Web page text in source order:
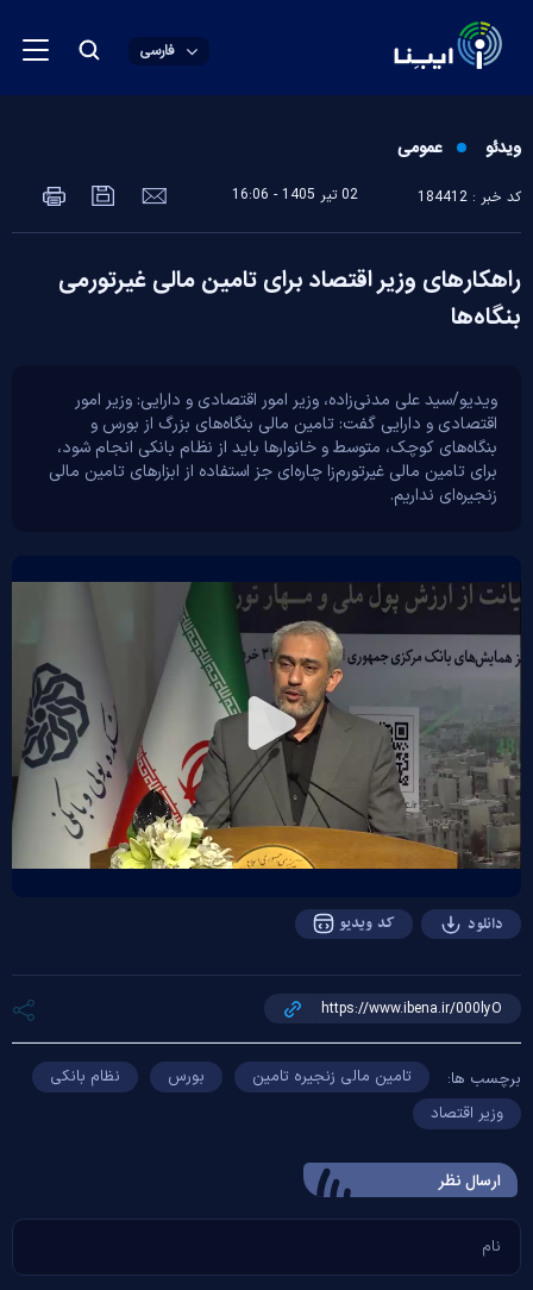
فارسی
ویدئو عمومی
کد خبر : 184412 02 تير 1405 - 16:06
راهکارهای وزیر اقتصاد برای تامین مالی غیرتورمی
بنگاه‌ها
ویدیو/سید علی مدنی‌زاده، وزیر امور اقتصادی و دارایی: وزیر امور
اقتصادی و دارایی گفت: تامین مالی بنگاه‌های بزرگ از بورس و
بنگاه‌های کوچک، متوسط و خانوار‌ها باید از نظام بانکی انجام شود،
برای تامین مالی غیرتورم‌زا چاره‌ای جز استفاده از ابزار‌های تامین مالی
زنجیره‌ای نداریم.
Play
Video
دانلود کد ویدیو
برچسب ها: تامین مالی زنجیره تامین بورس
نظام بانکی
وزیر اقتصاد
ارسال‌ نظر